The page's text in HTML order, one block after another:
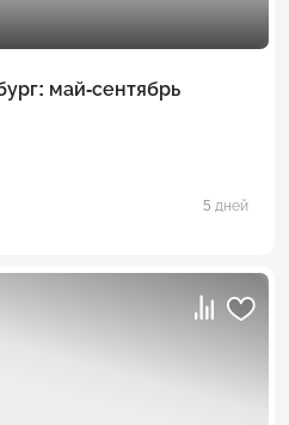
май-сентябрь
5 дней